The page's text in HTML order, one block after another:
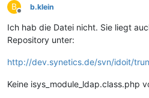
B
Offline
b.klein
Ich hab die Datei nicht. Sie liegt
Repository unter:
http://dev.synetics.de/svn/idoit/
Keine isys_module_ldap.class.php